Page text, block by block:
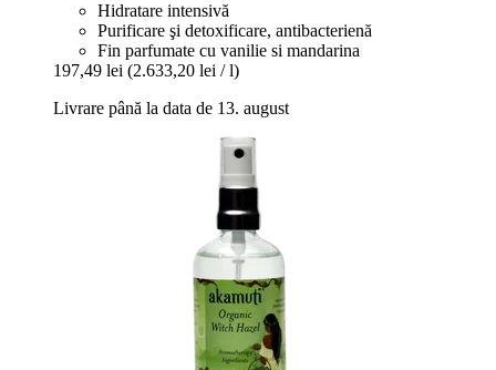
Hidratare intensivă
Purificare şi detoxificare, antibacterienă
Fin parfumate cu vanilie si mandarina
197,49 lei (2.633,20 lei / l)
Livrare până la data de 13. august